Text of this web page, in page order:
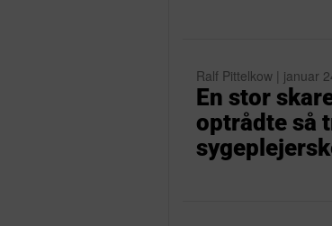
Ralf Pittelkow | januar
En stor
optrådte så